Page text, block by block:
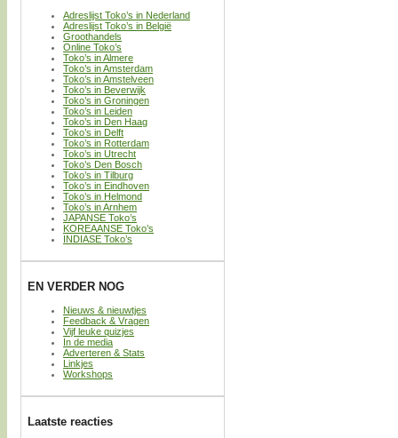
Adreslijst Toko’s in Nederland
Adreslijst Toko’s in België
Groothandels
Online Toko’s
Toko’s in Almere
Toko’s in Amsterdam
Toko’s in Amstelveen
Toko’s in Beverwijk
Toko’s in Groningen
Toko’s in Leiden
Toko’s in Den Haag
Toko’s in Delft
Toko’s in Rotterdam
Toko’s in Utrecht
Toko’s Den Bosch
Toko’s in Tilburg
Toko’s in Eindhoven
Toko’s in Helmond
Toko’s in Arnhem
JAPANSE Toko’s
KOREAANSE Toko’s
INDIASE Toko’s
EN VERDER NOG
Nieuws & nieuwtjes
Feedback & Vragen
Vijf leuke quizjes
In de media
Adverteren & Stats
Linkjes
Workshops
Laatste reacties